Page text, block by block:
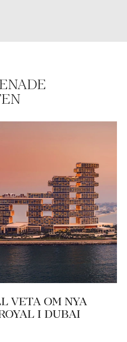
VETA OM NYA
I DUBAI